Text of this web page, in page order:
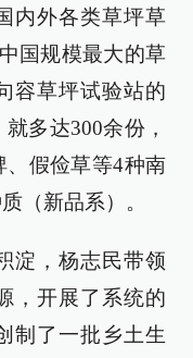
内外各类草坪草
国规模最大的草
容草坪试验站的
多达300余份，
假俭草等4种南
（新品系）。
淀，杨志民带领
，开展了系统的
制了一批乡土生